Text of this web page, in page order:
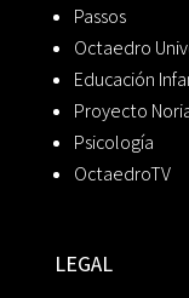
Passos
Octaedro
Educación
Proyecto
Psicología
OctaedroTV
LEGAL